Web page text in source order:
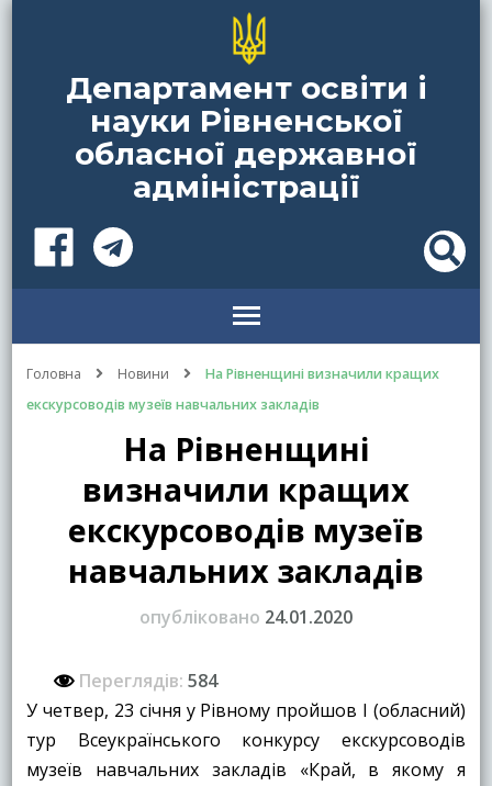
Департамент освіти і
науки Рівненської
обласної державної
адміністрації
Головна Новини
На Рівненщині визначили кращих
екскурсоводів музеїв навчальних закладів
На Рівненщині
визначили кращих
екскурсоводів музеїв
навчальних закладів
опубліковано 24.01.2020
Переглядів: 584
У четвер, 23 січня у Рівному пройшов І (обласний)
тур Всеукраїнського конкурсу екскурсоводів
музеїв навчальних закладів «Край, в якому я